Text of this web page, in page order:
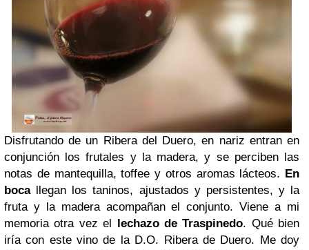
Disfrutando de un Ribera del Duero, en nariz entran en
conjunción los frutales y la madera, y se perciben las
notas de mantequilla, toffee y otros aromas lácteos. En
bocallegan los taninos, ajustados y persistentes, y la
fruta y la madera acompañan el conjunto. Viene a mi
memoria otra vez el
lechazo de Traspinedo. Qué bien
iría con este vino de la D.O. Ribera de Duero. Me doy